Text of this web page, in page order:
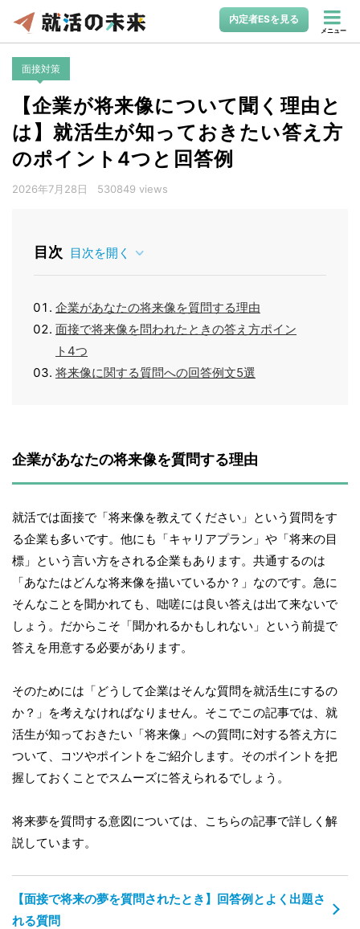
内定者ESを見る
メニュー
面接対策
【企業が将来像について聞く理由と
は】就活生が知っておきたい答え方
のポイント4つと回答例
2026年7月28日 530849 views
目次 目次を開く
企業があなたの将来像を質問する理由
面接で将来像を問われたときの答え方ポイン
ト4つ
将来像に関する質問への回答例文5選
企業があなたの将来像を質問する理由
就活では面接で「将来像を教えてください」という質問をす
る企業も多いです。他にも「キャリアプラン」や「将来の目
標」という言い方をされる企業もあります。共通するのは
「あなたはどんな将来像を描いているか？」なのです。急に
そんなことを聞かれても、咄嗟には良い答えは出て来ないで
しょう。だからこそ「聞かれるかもしれない」という前提で
答えを用意する必要があります。
そのためには「どうして企業はそんな質問を就活生にするの
か？」を考えなければなりません。そこでこの記事では、就
活生が知っておきたい「将来像」への質問に対する答え方に
ついて、コツやポイントをご紹介します。そのポイントを把
握しておくことでスムーズに答えられるでしょう。
将来夢を質問する意図については、こちらの記事で詳しく解
説しています。
【面接で将来の夢を質問されたとき】回答例とよく出題さ
れる質問